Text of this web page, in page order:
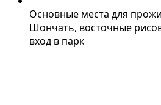
Основные места для
Шончать, восточные
вход в парк